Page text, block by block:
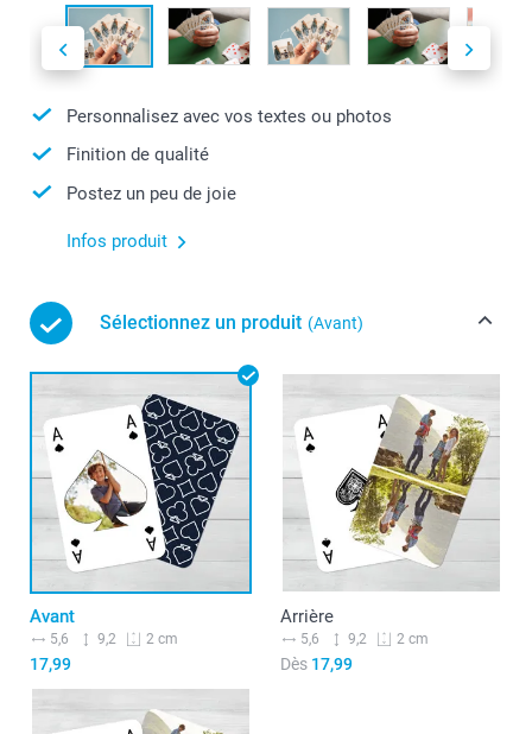
Personnalisez avec vos textes ou photos
Finition de qualité
Postez un peu de joie
Infos produit
Sélectionnez un produit (Avant)
Avant
5,6 9,2 2 cm
17,99
Arrière
5,6 9,2 2 cm
Dès17,99